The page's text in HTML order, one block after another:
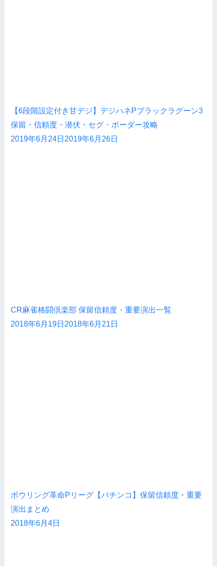
【6段階設定付き甘デジ】デジハネPブラックラグーン3
保留・信頼度・潜伏・セグ・ボーダー攻略
2019年6月24日 2019年6月26日
CR麻雀格闘倶楽部 保留信頼度・重要演出一覧
2018年6月19日 2018年6月21日
ボウリング革命Pリーグ【パチンコ】保留信頼度・重要
演出まとめ
2018年6月4日